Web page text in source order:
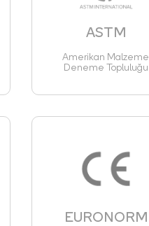
ASTM
Amerikan Malzeme
Deneme Topluluğu
EURONORM